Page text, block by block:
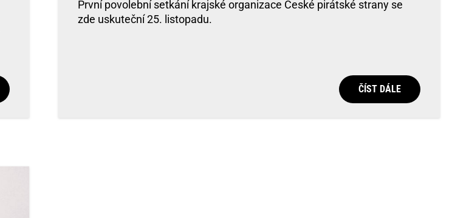
První povolební setkání krajské organizace České pirátské strany se
zde uskuteční 25. listopadu.
ČÍST DÁLE